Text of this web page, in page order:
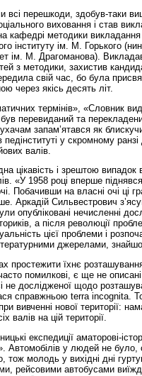
всі перешкоди, здобув-таки
виховання і став
кафедрі методики
інституту ім. М. Горького
ім. М. Драгоманова).
з методики, захистив
свій час, бо була
через якісь десять літ.
термінів», «Словник
перевиданий та
запам’ятався як
у скромному
валів.
цікавість і зрештою
«У 1958 році вперше
Побачивши на власні очі ці
Аркадій Сильвестрович
опубліковані нечисленні
а після революції
цієї проблеми і
джерелами,
простежити їхнє
помилкові, є ще не
не дослідженої щодо
справжньою terra incognita.
вивченні нової території:
валів на цій території.
експедиції аматорові-
Автомобілів у людей не було,
тож молодь у вихідні дні
рейсовими автобусами